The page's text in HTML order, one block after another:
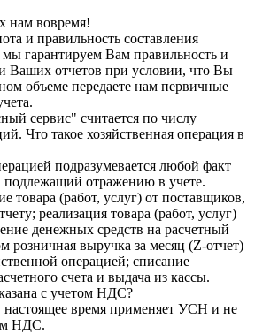
нам вовремя!
и правильность составления
гарантируем Вам правильность и
Ваших отчетов при условии, что Вы
объеме передаете нам первичные
сервис" считается по числу
Что такое хозяйственная операция в
подразумевается любой факт
подлежащий отражению в учете.
товара (работ, услуг) от поставщиков,
реализация товара (работ, услуг)
денежных средств на расчетный
розничная выручка за месяц (Z-отчет)
операцией; списание
счета и выдача из кассы.
с учетом НДС?
время применяет УСН и не
НДС.